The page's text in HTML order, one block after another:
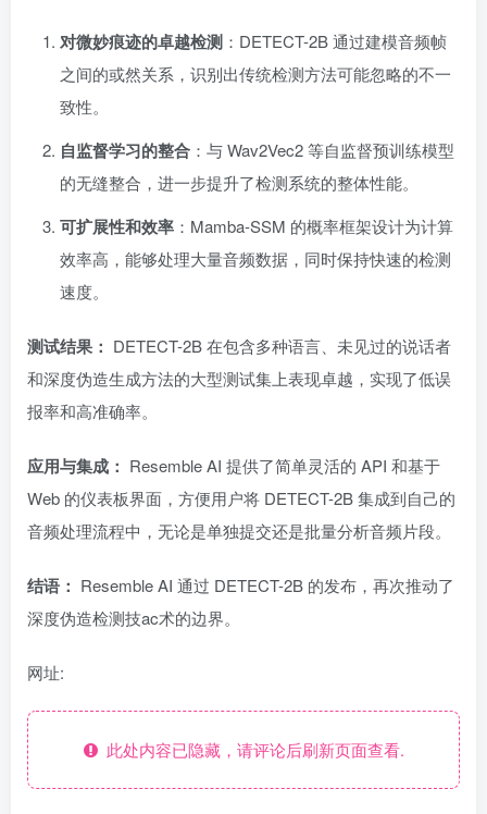
对微妙痕迹的卓越检测 ：DETECT-2B 通过建模音频帧
之间的或然关系，识别出传统检测方法可能忽略的不一
致性。
自监督学习的整合 ：与 Wav2Vec2 等自监督预训练模型
的无缝整合，进一步提升了检测系统的整体性能。
可扩展性和效率 ：Mamba-SSM 的概率框架设计为计算
效率高，能够处理大量音频数据，同时保持快速的检测
速度。
测试结果： DETECT-2B 在包含多种语言、未见过的说话者
和深度伪造生成方法的大型测试集上表现卓越，实现了低误
报率和高准确率。
应用与集成： Resemble AI 提供了简单灵活的 API 和基于
Web 的仪表板界面，方便用户将 DETECT-2B 集成到自己的
音频处理流程中，无论是单独提交还是批量分析音频片段。
结语： Resemble AI 通过 DETECT-2B 的发布，再次推动了
深度伪造检测技ac术的边界。
网址:
此处内容已隐藏，请评论后刷新页面查看.